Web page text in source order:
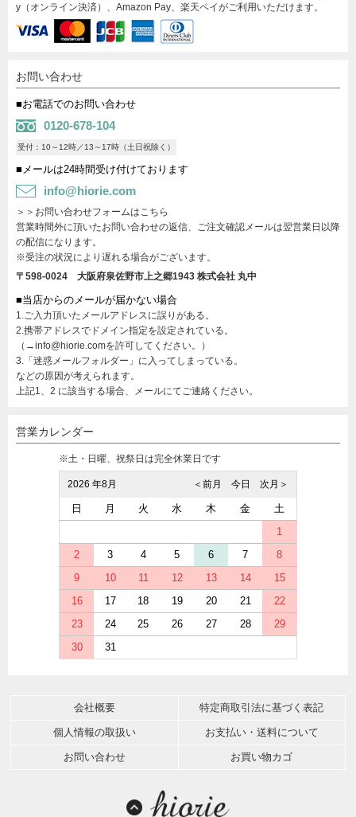
y（オンライン決済）、Amazon Pay、楽天ペイがご利用いただけます。
お問い合わせ
■お電話でのお問い合わせ
0120-678-104
受付：10～12時／13～17時（土日祝除く）
■メールは24時間受け付けております
info@hiorie.com
＞＞お問い合わせフォームはこちら
営業時間外に頂いたお問い合わせの返信、ご注文確認メールは翌営業日以降
の配信になります。
※受注の状況により遅れる場合がございます。
〒598-0024 大阪府泉佐野市上之郷1943 株式会社 丸中
■当店からのメールが届かない場合
1.ご入力頂いたメールアドレスに誤りがある。
2.携帯アドレスでドメイン指定を設定されている。
（→info@hiorie.comを許可してください。）
3.「迷惑メールフォルダー」に入ってしまっている。
などの原因が考えられます。
上記1、2 に該当する場合、メールにてご連絡ください。
営業カレンダー
※土・日曜、祝祭日は完全休業日です
2026 年8月 次月＞
今日
＜前月
日 月 火 水 木 金
土
1
2
3 4 5 6 7
8
9
10 11 12 13 14
15
16
17 18 19 20 21
22
23
24 25 26 27 28
29
30
31
会社概要 特定商取引法に基づく表記
個人情報の取扱い お支払い・送料について
お問い合わせ お買い物カゴ